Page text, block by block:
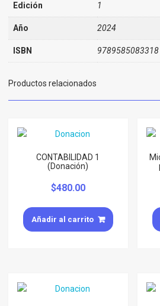
Edición 1
Año 2024
ISBN 9789585083318
Productos relacionados
CONTABILIDAD 1
(Donación)
$480.00
Añadir al carrito